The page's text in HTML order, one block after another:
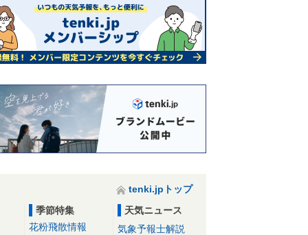
tenki.jpトップ
季節特集
花粉飛散情報
天気ニュース
気象予報士解説